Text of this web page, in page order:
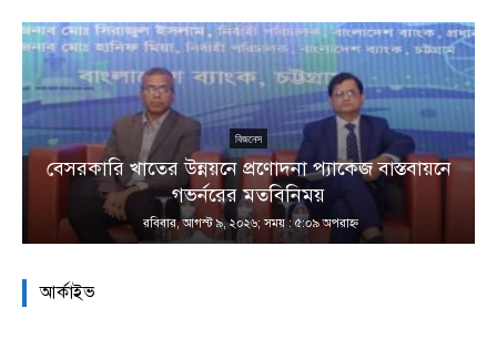
বিজনেস
বেসরকারি খাতের উন্নয়নে প্রণোদনা প্যাকেজ বাস্তবায়নে
গভর্নরের মতবিনিময়
রবিবার, আগস্ট ৯, ২০২৬; সময় : ৫:০৯ অপরাহ্ণ
আর্কাইভ